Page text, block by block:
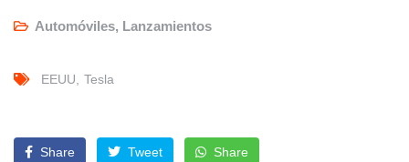
Automóviles, Lanzamientos
EEUU Tesla
Share Tweet Share